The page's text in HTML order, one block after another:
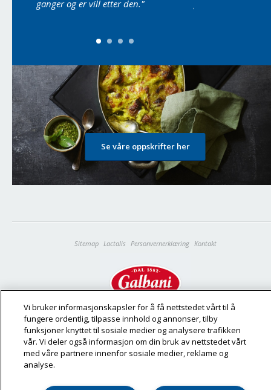
ganger og er vill etter den."
Se våre oppskrifter her
Sitemap Lactalis Personvernerklæring Kontakt
© 2023 Galbani - All rights reserved
Vi bruker informasjonskapsler for å få nettstedet vårt til å
fungere ordentlig, tilpasse innhold og annonser, tilby
funksjoner knyttet til sosiale medier og analysere trafikken
vår. Vi deler også informasjon om din bruk av nettstedet vårt
med våre partnere innenfor sosiale medier, reklame og
analyse.